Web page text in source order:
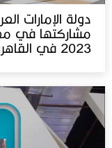
دولة الإمارات
مشاركتها في
2023 في القاهرة